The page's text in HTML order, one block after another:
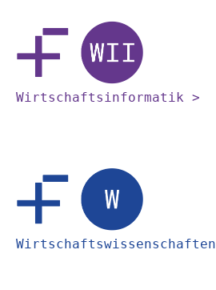
Wirtschaftsinformatik >
Wirtschaftswissenschaften